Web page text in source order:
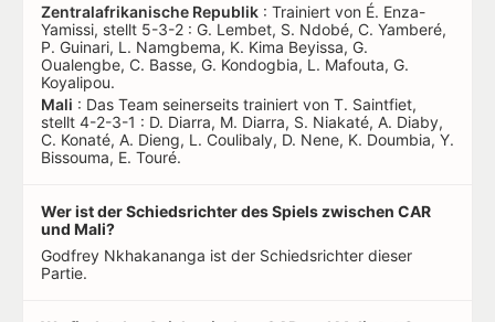
Zentralafrikanische Republik : Trainiert von É. Enza-
Yamissi, stellt 5-3-2 : G. Lembet, S. Ndobé, C. Yamberé,
P. Guinari, L. Namgbema, K. Kima Beyissa, G.
Oualengbe, C. Basse, G. Kondogbia, L. Mafouta, G.
Koyalipou.
Mali : Das Team seinerseits trainiert von T. Saintfiet,
stellt 4-2-3-1 : D. Diarra, M. Diarra, S. Niakaté, A. Diaby,
C. Konaté, A. Dieng, L. Coulibaly, D. Nene, K. Doumbia, Y.
Bissouma, E. Touré.
Wer ist der Schiedsrichter des Spiels zwischen CAR
und Mali?
Godfrey Nkhakananga ist der Schiedsrichter dieser
Partie.